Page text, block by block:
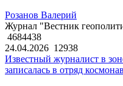
Розанов Валерий
Журнал "Вестник
4684438
24.04.2026 12938
Известный журналист в
записалась в отряд